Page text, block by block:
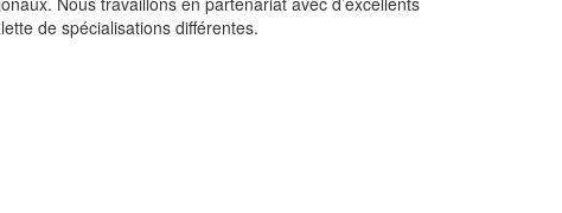
de spécialisations différentes.